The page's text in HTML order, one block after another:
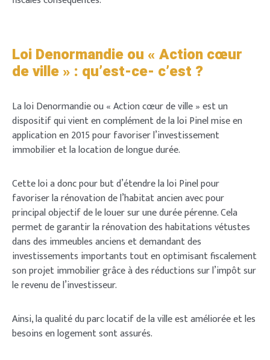
Loi Denormandie ou « Action cœur
de ville » : qu’est-ce- c’est ?
La loi Denormandie ou « Action cœur de ville » est un
dispositif qui vient en complément de la loi Pinel mise en
application en 2015 pour favoriser l’investissement
immobilier et la location de longue durée.
Cette loi a donc pour but d’étendre la loi Pinel pour
favoriser la rénovation de l’habitat ancien avec pour
principal objectif de le louer sur une durée pérenne. Cela
permet de garantir la rénovation des habitations vétustes
dans des immeubles anciens et demandant des
investissements importants tout en optimisant fiscalement
son projet immobilier grâce à des réductions sur l’impôt sur
le revenu de l’investisseur.
Ainsi, la qualité du parc locatif de la ville est améliorée et les
besoins en logement sont assurés.
Lost your password?
Welcome to Typer
user sees in the theme.
NEXT PASSER